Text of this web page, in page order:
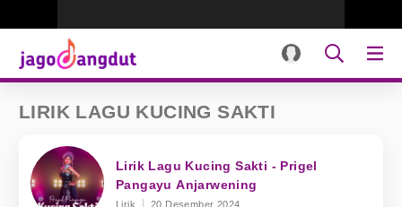
LIRIK LAGU KUCING SAKTI
Lirik Lagu Kucing Sakti - Prigel
Pangayu Anjarwening
Lirik 20 Desember 2024